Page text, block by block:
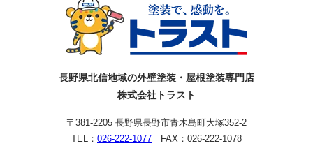
長野県北信地域の外壁塗装・屋根塗装専門店
株式会社トラスト
〒381-2205 長野県長野市青木島町大塚352-2
TEL： 026-222-1077 FAX：026-222-1078